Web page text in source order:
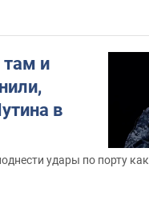
там и
в
удары по порту